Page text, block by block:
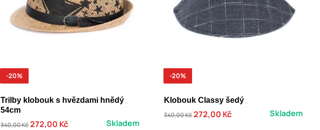
-20%
Trilby klobouk s hvězdami hnědý
54cm
340,00 Kč272,00 Kč Skladem
-20%
Klobouk Classy šedý
340,00 Kč272,00 Kč Skladem